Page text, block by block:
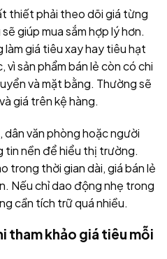
thiết phải theo dõi giá từng
giúp mua sắm hợp lý hơn.
giá tiêu xay hay tiêu hạt
sản phẩm bán lẻ còn có chi
và mặt bằng. Thường sẽ
giá trên kệ hàng.
, dân văn phòng hoặc người
tin nền để hiểu thị trường.
trong thời gian dài, giá bán lẻ
Nếu chỉ dao động nhẹ trong
cần tích trữ quá nhiều.
tham khảo giá tiêu mỗi